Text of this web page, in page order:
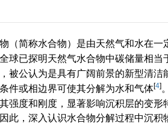
（简称水合物）是由天然气和水在
球已探明天然气水合物中碳储量相
被公认为是具有广阔前景的新型清洁
件或相边界可使其分解为水和气体[4]
强度和刚度，显著影响沉积层的变
此，深入认识水合物分解过程中沉积